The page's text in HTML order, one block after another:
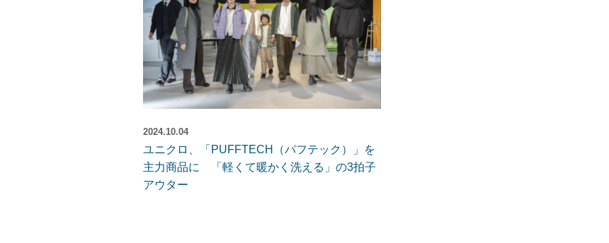
2024.10.04
ユニクロ、「PUFFTECH（パフテック）」を
主力商品に 「軽くて暖かく洗える」の3拍子
アウター